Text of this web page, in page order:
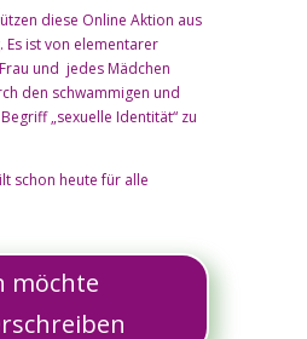
diese Online Aktion aus
ist von elementarer
und jedes Mädchen
den schwammigen und
„sexuelle Identität“ zu
schon heute für alle
möchte